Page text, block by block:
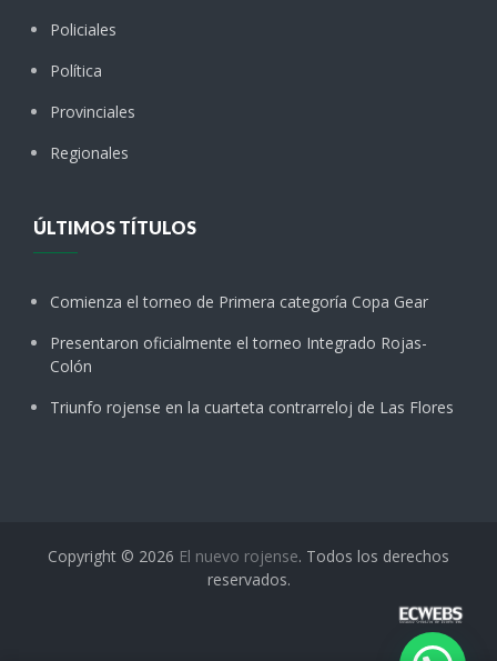
Policiales
Política
Provinciales
Regionales
ÚLTIMOS TÍTULOS
Comienza el torneo de Primera categoría Copa Gear
Presentaron oficialmente el torneo Integrado Rojas-
Colón
Triunfo rojense en la cuarteta contrarreloj de Las Flores
Copyright © 2026 El nuevo rojense. Todos los derechos
reservados.